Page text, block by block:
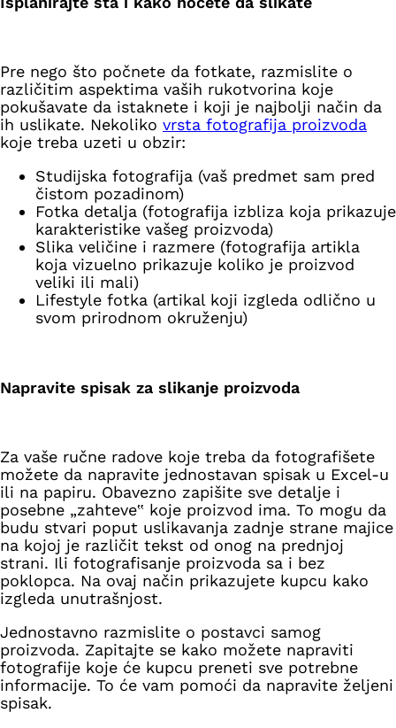
Pre nego što počnete da fotkate, razmislite o
različitim aspektima vaših rukotvorina koje
pokušavate da istaknete i koji je najbolji način da
ih uslikate. Nekoliko vrsta fotografija proizvoda
koje treba uzeti u obzir:
Studijska fotografija (vaš predmet sam pred
čistom pozadinom)
Fotka detalja (fotografija izbliza koja prikazuje
karakteristike vašeg proizvoda)
Slika veličine i razmere (fotografija artikla
koja vizuelno prikazuje koliko je proizvod
veliki ili mali)
Lifestyle fotka (artikal koji izgleda odlično u
svom prirodnom okruženju)
Napravite spisak za slikanje proizvoda
Za vaše ručne radove koje treba da fotografišete
možete da napravite jednostavan spisak u Excel-u
ili na papiru. Obavezno zapišite sve detalje i
posebne „zahteve‟ koje proizvod ima. To mogu da
budu stvari poput uslikavanja zadnje strane majice
na kojoj je različit tekst od onog na prednjoj
strani. Ili fotografisanje proizvoda sa i bez
poklopca. Na ovaj način prikazujete kupcu kako
izgleda unutrašnjost.
Jednostavno razmislite o postavci samog
proizvoda. Zapitajte se kako možete napraviti
fotografije koje će kupcu preneti sve potrebne
informacije. To će vam pomoći da napravite željeni
spisak.